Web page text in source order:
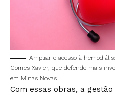
Ampliar o acesso à
Gomes Xavier, que defende mais
em Minas Novas.
Com essas obras, a